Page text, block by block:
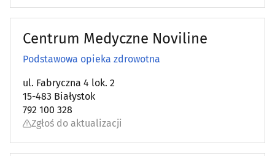
Centrum Medyczne Noviline
Podstawowa opieka zdrowotna
ul. Fabryczna 4 lok. 2
15-483 Białystok
792 100 328
Zgłoś do aktualizacji